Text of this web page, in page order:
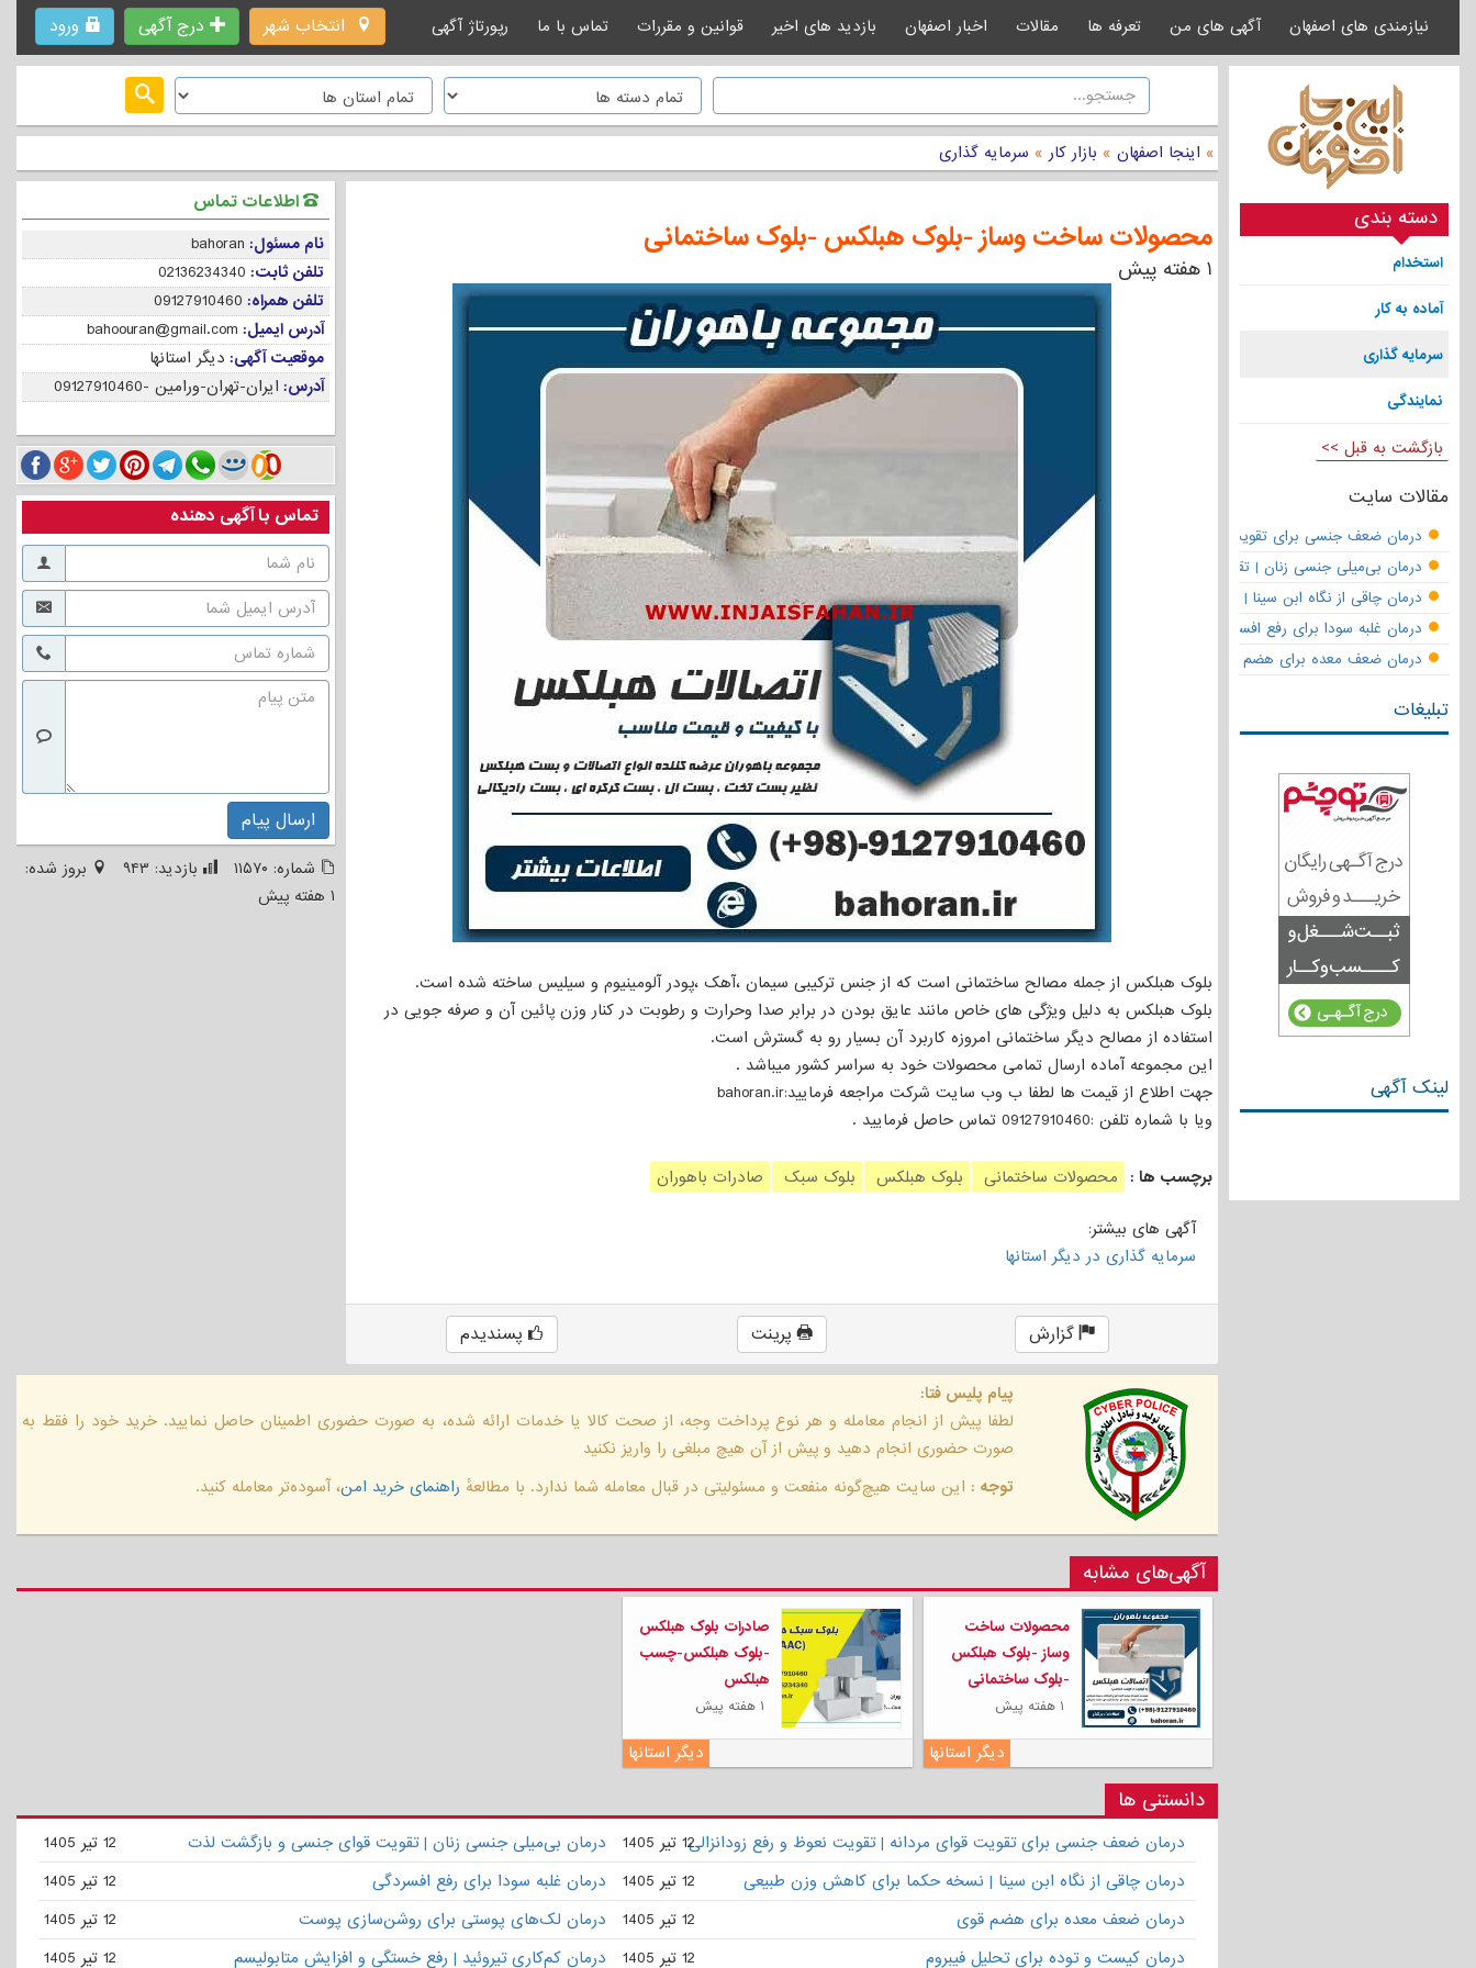
انتخاب شهر درج آگهی ورود نیازمندی های اصفهان آگهی های من تعرفه ها مقالات اخبار اصفهان بازدید های اخیر قوانین و مقررات تماس با ما رپورتاژ آگهی
دسته بندی
استخدام
آماده به کار
سرمایه گذاری
نمایندگی
بازگشت به قبل >>
مقالات سایت
درمان ضعف جنسی برای تقویت قوای مردانه | تقویت نعوظ و رفع زودانزالی
درمان بی‌میلی جنسی زنان | تقویت قوای جنسی و بازگشت لذت
درمان چاقی از نگاه ابن سینا | نسخه حکما برای کاهش وزن طبیعی
درمان غلبه سودا برای رفع افسردگی
درمان ضعف معده برای هضم قوی
تبلیغات
لینک آگهی
» اینجا اصفهان » بازار کار » سرمایه گذاری
اطلاعات تماس
نام مسئول: bahoran
تلفن ثابت: 02136234340
تلفن همراه: 09127910460
آدرس ایمیل: bahoouran@gmail.com
موقعیت آگهی: دیگر استانها
آدرس: ایران-تهران-ورامین -09127910460
تماس با آگهی دهنده
ارسال پیام
شماره: ۱۱۵۷۰ بازدید: ۹۴۳
بروز شده:
۱ هفته پیش
محصولات ساخت وساز -بلوک هبلکس -بلوک ساختمانی
۱ هفته پیش
بلوک هبلکس از جمله مصالح ساختمانی است که از جنس ترکیبی سیمان ،آهک ،پودر آلومینیوم و سیلیس ساخته شده است.
بلوک هبلکس به دلیل ویژگی های خاص مانند عایق بودن در برابر صدا وحرارت و رطوبت در کنار وزن پائین آن و صرفه جویی در
استفاده از مصالح دیگر ساختمانی امروزه کاربرد آن بسیار رو به گسترش است.
این مجموعه آماده ارسال تمامی محصولات خود به سراسر کشور میباشد .
جهت اطلاع از قیمت ها لطفا ب وب سایت شرکت مراجعه فرمایید:bahoran.ir
ویا با شماره تلفن :09127910460 تماس حاصل فرمایید .
برچسب ها : محصولات ساختمانی بلوک هبلکس بلوک سبک صادرات باهوران
آگهی های بیشتر:
سرمایه گذاری در دیگر استانها
گزارش پرینت پسندیدم
پیام پلیس فتا:
لطفا پیش از انجام معامله و هر نوع پرداخت وجه، از صحت کالا یا خدمات ارائه شده، به صورت حضوری اطمینان حاصل نمایید. خرید خود را فقط به
صورت حضوری انجام دهید و پیش از آن هیچ مبلغی را واریز نکنید
توجه : این سایت هیچ‌گونه منفعت و مسئولیتی در قبال معامله شما ندارد. با مطالعهٔ راهنمای خرید امن، آسوده‌تر معامله کنید.
آگهی‌های مشابه
محصولات ساخت
وساز -بلوک هبلکس
-بلوک ساختمانی
۱ هفته پیش
دیگر استانها
صادرات بلوک هبلکس
-بلوک هبلکس-چسب
هبلکس
۱ هفته پیش
دیگر استانها
دانستنی ها
درمان ضعف جنسی برای تقویت قوای مردانه | تقویت نعوظ و رفع زودانزالی12 تیر 1405 درمان بی‌میلی جنسی زنان | تقویت قوای جنسی و بازگشت لذت
12 تیر 1405
درمان چاقی از نگاه ابن سینا | نسخه حکما برای کاهش وزن طبیعی
12 تیر 1405 درمان غلبه سودا برای رفع افسردگی
12 تیر 1405
درمان ضعف معده برای هضم قوی
12 تیر 1405 درمان لک‌های پوستی برای روشن‌سازی پوست
12 تیر 1405
درمان کیست و توده برای تحلیل فیبروم
12 تیر 1405 درمان کم‌کاری تیروئید | رفع خستگی و افزایش متابولیسم 12 تیر 1405